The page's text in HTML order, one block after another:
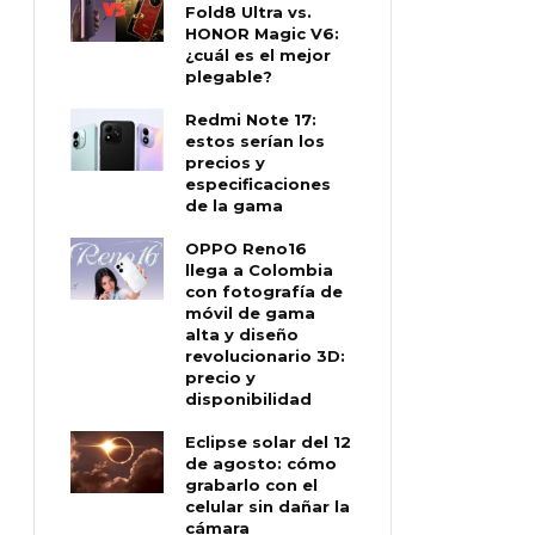
Fold8 Ultra vs.
HONOR Magic V6:
¿cuál es el mejor
plegable?
Redmi Note 17:
estos serían los
precios y
especificaciones
de la gama
OPPO Reno16
llega a Colombia
con fotografía de
móvil de gama
alta y diseño
revolucionario 3D:
precio y
disponibilidad
Eclipse solar del 12
de agosto: cómo
grabarlo con el
celular sin dañar la
cámara